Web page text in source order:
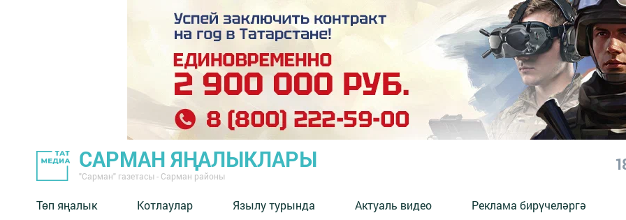
САРМАН ЯҢАЛЫКЛАРЫ
"Сарман" газетасы - Сарман районы
Төп яңалык Котлаулар Язылу турында Актуаль видео Реклама бирүчеләргә